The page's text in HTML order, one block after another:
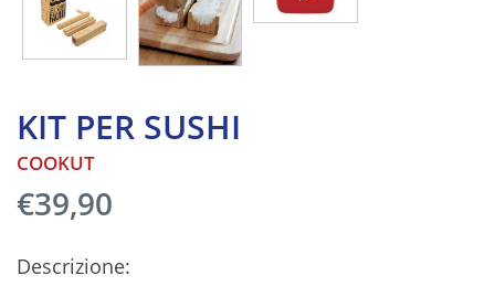
KIT PER SUSHI
COOKUT
€39,90
Descrizione: